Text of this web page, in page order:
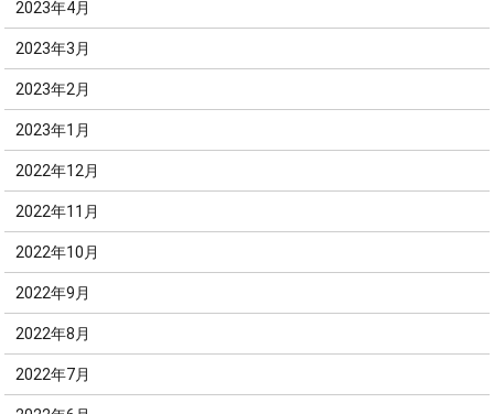
2023年4月
2023年3月
2023年2月
2023年1月
2022年12月
2022年11月
2022年10月
2022年9月
2022年8月
2022年7月